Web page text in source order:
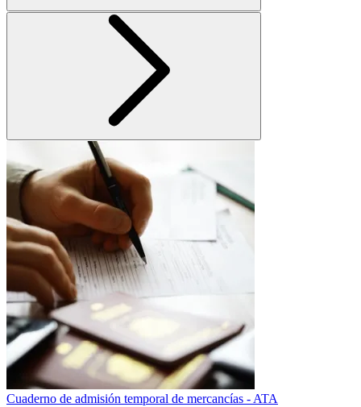
Cuaderno de admisión temporal de mercancías - ATA